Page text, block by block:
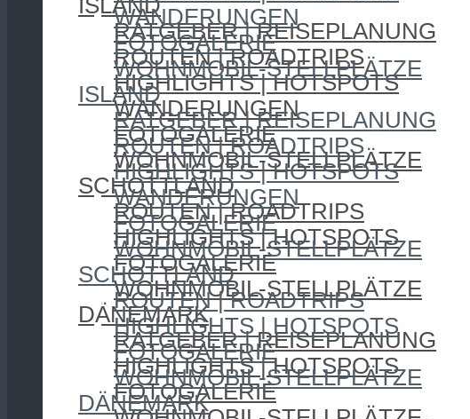
ISLAND
RATGEBER | REISEPLANUNG
ROUTEN | ROADTRIPS
HIGHLIGHTS | HOTSPOTS
WANDERUNGEN
FOTOGALERIE
WOHNMOBIL-STELLPLÄTZE
SCHOTTLAND
ROUTEN | ROADTRIPS
HIGHLIGHTS | HOTSPOTS
FOTOGALERIE
WOHNMOBIL-STELLPLÄTZE
DÄNEMARK
RATGEBER | REISEPLANUNG
HIGHLIGHTS | HOTSPOTS
FOTOGALERIE
WANDERUNGEN
FOTOGALERIE
WOHNMOBIL-STELLPLÄTZE
ISLAND
RATGEBER | REISEPLANUNG
ROUTEN | ROADTRIPS
HIGHLIGHTS | HOTSPOTS
WANDERUNGEN
FOTOGALERIE
WOHNMOBIL-STELLPLÄTZE
SCHOTTLAND
ROUTEN | ROADTRIPS
HIGHLIGHTS | HOTSPOTS
FOTOGALERIE
WOHNMOBIL-STELLPLÄTZE
DÄNEMARK